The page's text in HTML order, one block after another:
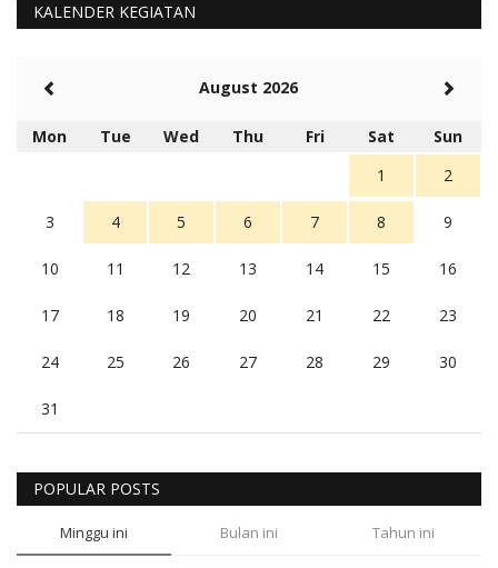
KALENDER KEGIATAN
August 2026
Mon Tue Wed Thu Fri Sat
Sun
1
2
3 4 5 6 7 8 9
10 11 12 13 14 15 16
17 18 19 20 21 22 23
24 25 26 27 28 29 30
31
POPULAR POSTS
Minggu ini Bulan ini Tahun ini